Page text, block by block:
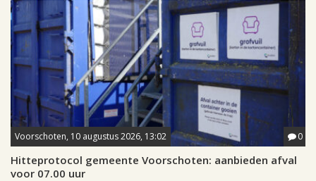
Voorschoten, 10 augustus 2026, 13:02 0
Hitteprotocol gemeente Voorschoten: aanbieden afval
voor 07.00 uur